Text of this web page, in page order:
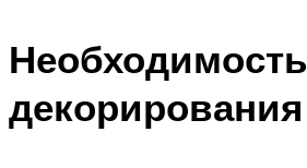
Необходимость
декорирования